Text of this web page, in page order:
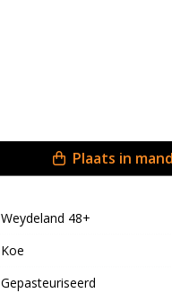
Plaats in
Weydeland 48+
Koe
Gepasteuriseerd